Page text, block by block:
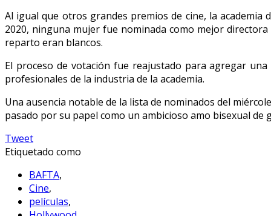
Al igual que otros grandes premios de cine, la
2020, ninguna mujer fue nominada como mejor
reparto eran blancos.
El proceso de votación fue reajustado para agregar
profesionales de la industria de la academia.
Una ausencia notable de la lista de nominados del
pasado por su papel como un ambicioso amo bisexual de
Tweet
Etiquetado como
BAFTA,
Cine,
películas,